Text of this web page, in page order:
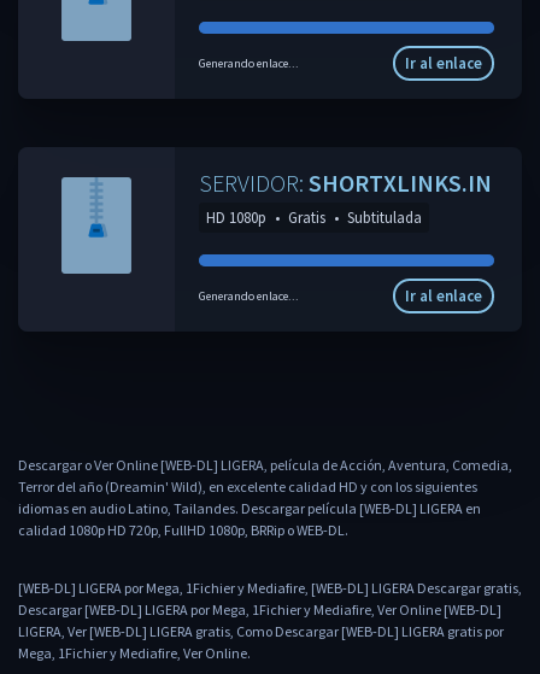
Generando enlace... Ir al enlace
SERVIDOR: SHORTXLINKS.IN
HD 1080p • Gratis • Subtitulada
Generando enlace... Ir al enlace
Descargar o Ver Online [WEB-DL] LIGERA, película de Acción, Aventura, Comedia,
Terror del año (Dreamin' Wild), en excelente calidad HD y con los siguientes
idiomas en audio Latino, Tailandes. Descargar película [WEB-DL] LIGERA en
calidad 1080p HD 720p, FullHD 1080p, BRRip o WEB-DL.
[WEB-DL] LIGERA por Mega, 1Fichier y Mediafire, [WEB-DL] LIGERA Descargar gratis,
Descargar [WEB-DL] LIGERA por Mega, 1Fichier y Mediafire, Ver Online [WEB-DL]
LIGERA, Ver [WEB-DL] LIGERA gratis, Como Descargar [WEB-DL] LIGERA gratis por
Mega, 1Fichier y Mediafire, Ver Online.